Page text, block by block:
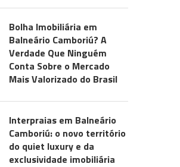
Bolha Imobiliária em
Balneário Camboriú? A
Verdade Que Ninguém
Conta Sobre o Mercado
Mais Valorizado do Brasil
Interpraias em Balneário
Camboriú: o novo território
do quiet luxury e da
exclusividade imobiliária